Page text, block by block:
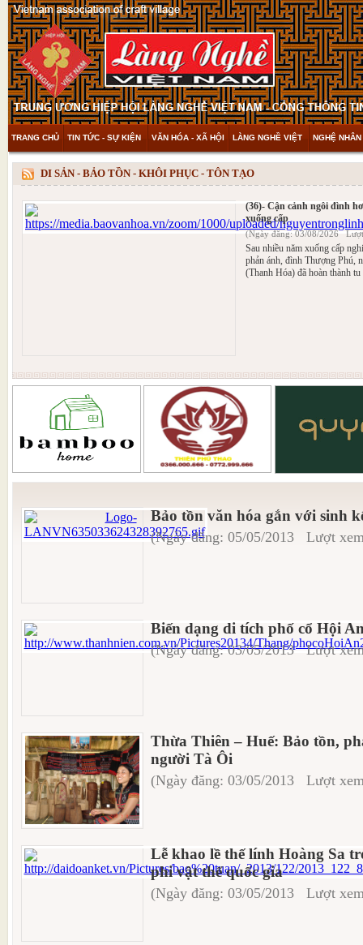
TRANG CHỦ TIN TỨC - SỰ KIỆN VĂN HÓA - XÃ HỘI LÀNG NGHỀ VIỆT NGHỆ
THAM KHẢO & KHÁM PHÁ VIDEO
DI SẢN - BẢO TỒN - KHÔI PHỤC - TÔN TẠO
(36)- Cận cảnh ngôi đình
xuống cấp
(Ngày đăng: 03/08/2026
Sau nhiều năm xuống cấp
phản ánh, đình Thượng Phú,
(Thanh Hóa) đã hoàn thành tu
Bảo tồn văn hóa gắn với sinh
(Ngày đăng: 05/05/2013 Lượt
Biến dạng di tích phố cổ Hội
(Ngày đăng: 03/05/2013 Lượt
Thừa Thiên – Huế: Bảo tồn,
người Tà Ôi
(Ngày đăng: 03/05/2013 Lượt
Lễ khao lề thế lính Hoàng Sa
phi vật thể quốc gia
(Ngày đăng: 03/05/2013 Lượt